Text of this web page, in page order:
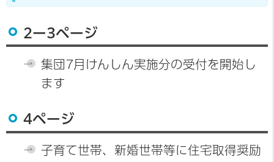
2ー3ページ
集団7月けんしん実施分の受付を開始し
ます
4ページ
子育て世帯、新婚世帯等に住宅取得奨励